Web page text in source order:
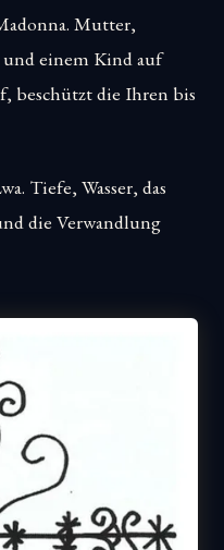
Mutter,
einem Kind auf
beschützt die Ihren bis
Tiefe, Wasser, das
die Verwandlung